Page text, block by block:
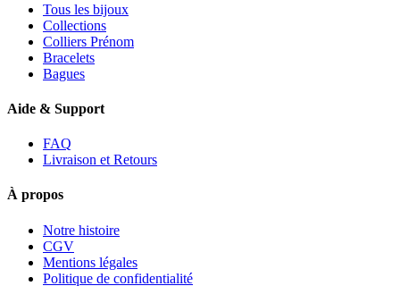
Tous les bijoux
Collections
Colliers Prénom
Bracelets
Bagues
Aide & Support
FAQ
Livraison et Retours
À propos
Notre histoire
CGV
Mentions légales
Politique de confidentialité